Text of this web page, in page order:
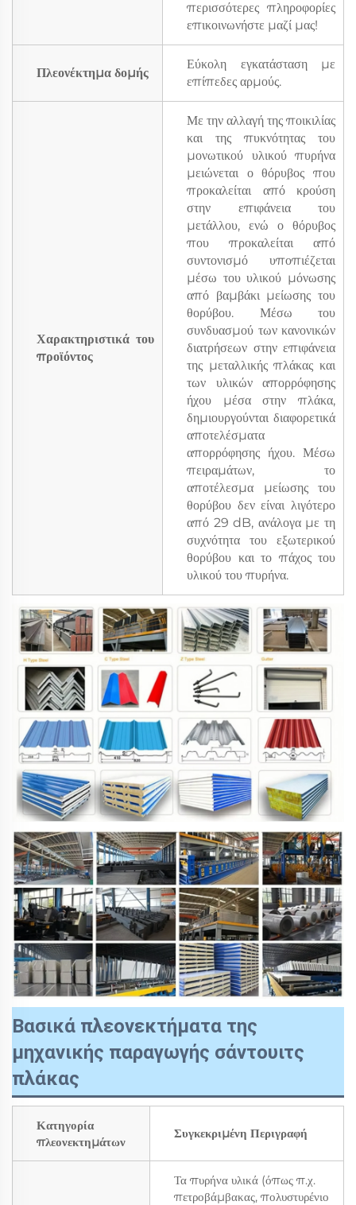
περισσότερες πληροφορίες
επικοινωνήστε μαζί μας!
Πλεονέκτημα δομής
Εύκολη εγκατάσταση με
επίπεδες αρμούς.
Χαρακτηριστικά του
προϊόντος
Με την αλλαγή της ποικιλίας
και της πυκνότητας του
μονωτικού υλικού πυρήνα
μειώνεται ο θόρυβος που
προκαλείται από κρούση
στην επιφάνεια του
μετάλλου, ενώ ο θόρυβος
που προκαλείται από
συντονισμό υποπιέζεται
μέσω του υλικού μόνωσης
από βαμβάκι μείωσης του
θορύβου. Μέσω του
συνδυασμού των κανονικών
διατρήσεων στην επιφάνεια
της μεταλλικής πλάκας και
των υλικών απορρόφησης
ήχου μέσα στην πλάκα,
δημιουργούνται διαφορετικά
αποτελέσματα
απορρόφησης ήχου. Μέσω
πειραμάτων, το
αποτέλεσμα μείωσης του
θορύβου δεν είναι λιγότερο
από 29 dB, ανάλογα με τη
συχνότητα του εξωτερικού
θορύβου και το πάχος του
υλικού του πυρήνα.
Βασικά πλεονεκτήματα της
μηχανικής παραγωγής σάντουιτς
πλάκας
Κατηγορία
πλεονεκτημάτων
Συγκεκριμένη Περιγραφή
Τα πυρήνα υλικά (όπως π.χ.
πετροβάμβακας, πολυστυρένιο